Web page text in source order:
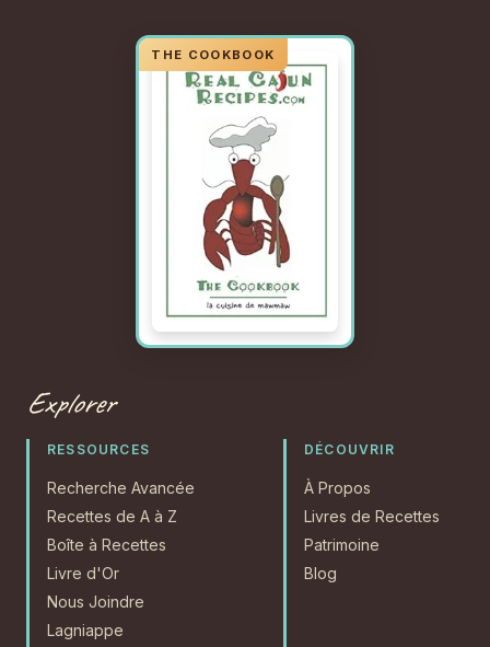
Explorer
RESSOURCES
Recherche Avancée
Recettes de A à Z
Boîte à Recettes
Livre d'Or
Nous Joindre
Lagniappe
DÉCOUVRIR
À Propos
Livres de Recettes
Patrimoine
Blog